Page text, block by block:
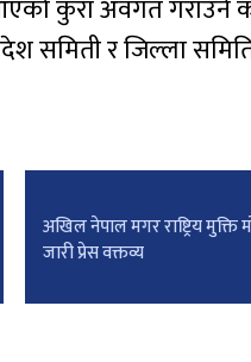
कुरा अवगत गराउने
समिती र जिल्ला
अखिल नेपाल मगर राष्ट्रिय मुक्ति
जारी प्रेस वक्तव्य